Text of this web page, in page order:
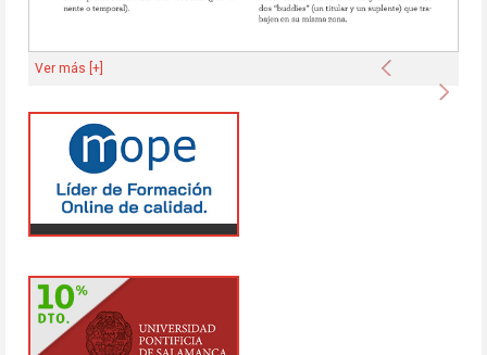
Anterior
Ver más [+]